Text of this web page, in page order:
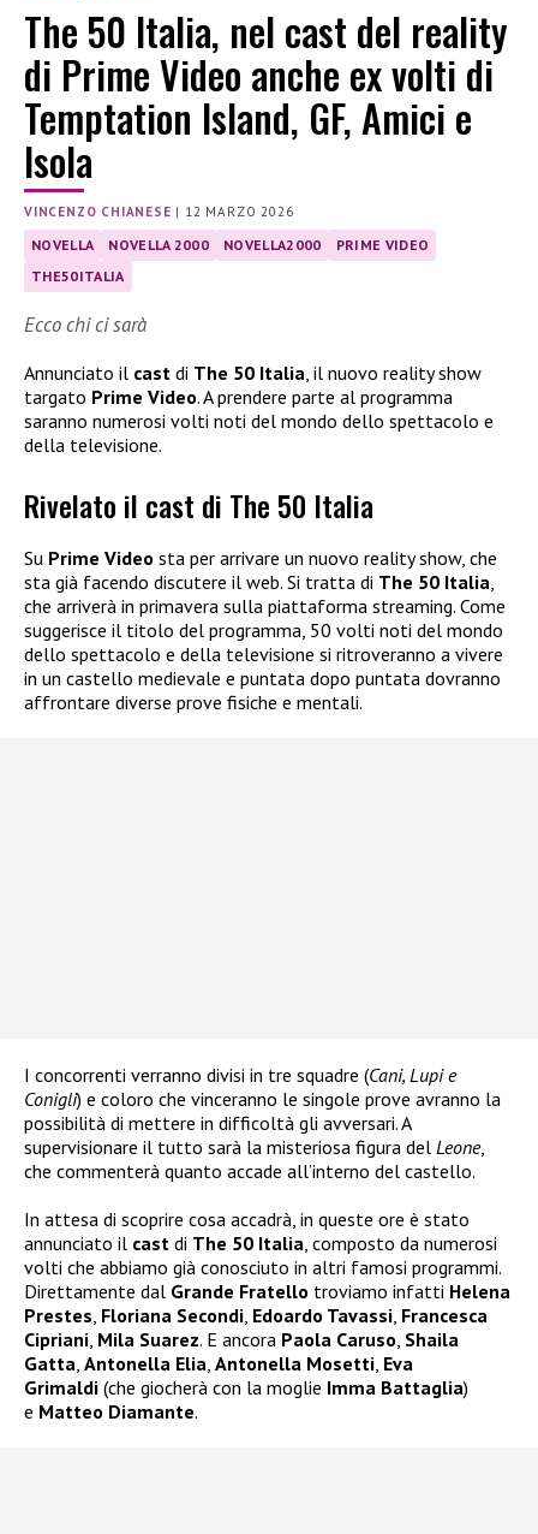
The 50 Italia, nel cast del reality
di Prime Video anche ex volti di
Temptation Island, GF, Amici e
Isola
VINCENZO CHIANESE | 12 MARZO 2026
NOVELLA NOVELLA 2000 NOVELLA2000
PRIME VIDEO
THE50ITALIA
Ecco chi ci sarà
Annunciato il cast di The 50 Italia , il nuovo reality show
targato Prime Video. A prendere parte al programma
saranno numerosi volti noti del mondo dello spettacolo e
della televisione.
Rivelato il cast di The 50 Italia
Su Prime Video sta per arrivare un nuovo reality show, che
sta già facendo discutere il web. Si tratta di The 50 Italia,
che arriverà in primavera sulla piattaforma streaming. Come
suggerisce il titolo del programma, 50 volti noti del mondo
dello spettacolo e della televisione si ritroveranno a vivere
in un castello medievale e puntata dopo puntata dovranno
affrontare diverse prove fisiche e mentali.
I concorrenti verranno divisi in tre squadre (Cani, Lupi e
Conigli) e coloro che vinceranno le singole prove avranno la
possibilità di mettere in difficoltà gli avversari. A
supervisionare il tutto sarà la misteriosa figura del Leone,
che commenterà quanto accade all’interno del castello.
In attesa di scoprire cosa accadrà, in queste ore è stato
annunciato il cast di The 50 Italia, composto da numerosi
volti che abbiamo già conosciuto in altri famosi programmi.
Direttamente dal Grande Fratello troviamo infatti Helena
Prestes, Floriana Secondi, Edoardo Tavassi, Francesca
Cipriani, Mila Suarez. E ancora Paola Caruso, Shaila
Gatta, Antonella Elia, Antonella Mosetti, Eva
Grimaldi (che giocherà con la moglie Imma Battaglia)
e Matteo Diamante.